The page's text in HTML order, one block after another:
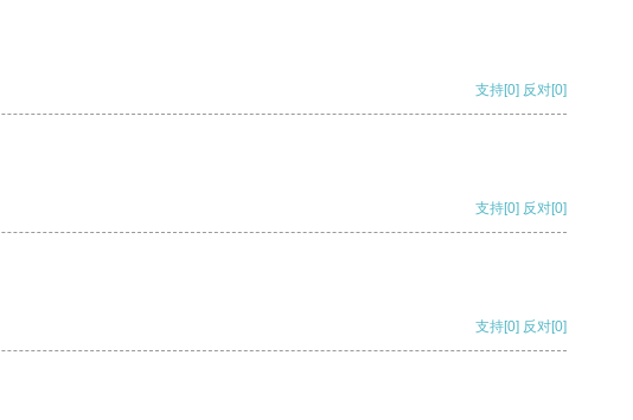
支持[0] 反对[0]
支持[0] 反对[0]
支持[0] 反对[0]